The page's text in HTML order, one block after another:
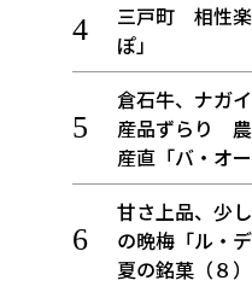
三戸町 相性楽
ぽ」
倉石牛、ナガ
産品ずらり
産直「バ・オ
甘さ上品、少
の晩梅「ル・
夏の銘菓（８）